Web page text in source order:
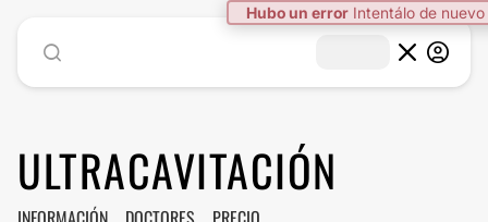
Hubo un error Intentálo de nuevo
ULTRACAVITACIÓN